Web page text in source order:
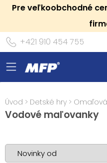
Pre veľkoobchodné
+421 910 454 755
Úvod > Detské hry >
Vodové maľovanky